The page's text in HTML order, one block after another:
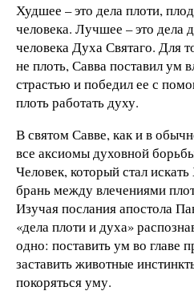
Худшее – это дела плоти,
человека. Лучшее – это дела
человека Духа Святаго. Для
не плоть, Савва поставил ум
страстью и победил ее с
плоть работать духу.
В святом Савве, как и в
все аксиомы духовной
Человек, который стал
брань между влечениями
Изучая послания апостола
«дела плоти и духа»
одно: поставить ум во главе
заставить животные
покоряться уму.